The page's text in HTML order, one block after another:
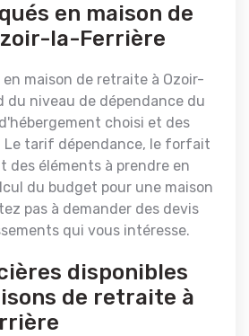
en maison de
la-Ferrière
maison de retraite à Ozoir-
du niveau de dépendance du
choisi et des
Le tarif dépendance, le forfait
des éléments à prendre en
du budget pour une maison
pas à demander des devis
qui vous intéresse.
disponibles
de retraite à